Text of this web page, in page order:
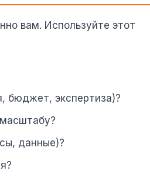
вам. Используйте этот
бюджет, экспертиза)?
данные)?